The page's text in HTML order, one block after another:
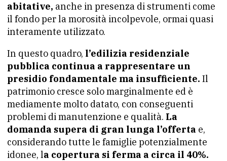
abitative, anche in presenza di strumenti come
il fondo per la morosità incolpevole, ormai quasi
interamente utilizzato.
In questo quadro, l’edilizia residenziale
pubblica continua a rappresentare un
presidio fondamentale ma insufficiente. Il
patrimonio cresce solo marginalmente ed è
mediamente molto datato, con conseguenti
problemi di manutenzione e qualità. La
domanda supera di gran lunga l’offerta e,
considerando tutte le famiglie potenzialmente
idonee, la copertura si ferma a circa il 40%.